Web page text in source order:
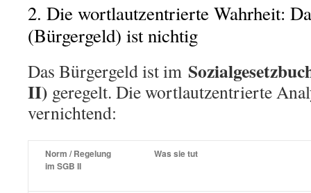
2. Die wortlautzentrierte Wahrheit:
(Bürgergeld) ist nichtig
Das Bürgergeld ist im
II) geregelt. Die wortlautzentrierte
vernichtend:
Norm / Regelung
im SGB II
Was sie tut